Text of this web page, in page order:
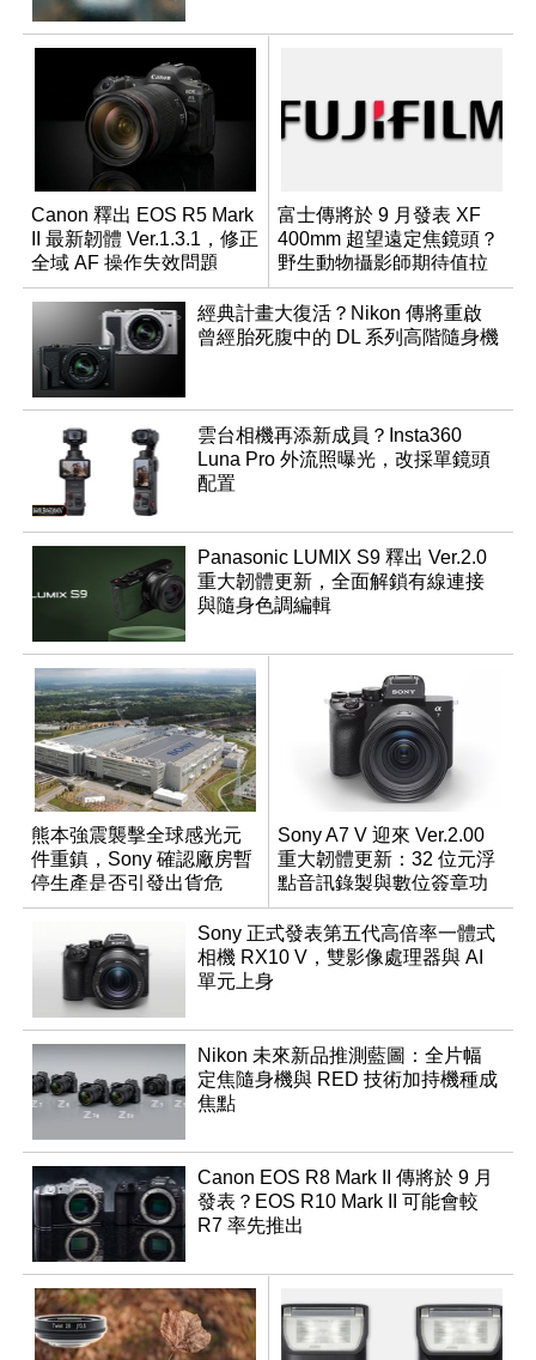
Canon 釋出 EOS R5 Mark
II 最新韌體 Ver.1.3.1，修正
全域 AF 操作失效問題
富士傳將於 9 月發表 XF
400mm 超望遠定焦鏡頭？
野生動物攝影師期待值拉
滿
經典計畫大復活？Nikon 傳將重啟
曾經胎死腹中的 DL 系列高階隨身機
雲台相機再添新成員？Insta360
Luna Pro 外流照曝光，改採單鏡頭
配置
Panasonic LUMIX S9 釋出 Ver.2.0
重大韌體更新，全面解鎖有線連接
與隨身色調編輯
熊本強震襲擊全球感光元
件重鎮，Sony 確認廠房暫
停生產是否引發出貨危
機？
Sony A7 V 迎來 Ver.2.00
重大韌體更新：32 位元浮
點音訊錄製與數位簽章功
能登場
Sony 正式發表第五代高倍率一體式
相機 RX10 V，雙影像處理器與 AI
單元上身
Nikon 未來新品推測藍圖：全片幅
定焦隨身機與 RED 技術加持機種成
焦點
Canon EOS R8 Mark II 傳將於 9 月
發表？EOS R10 Mark II 可能會較
R7 率先推出